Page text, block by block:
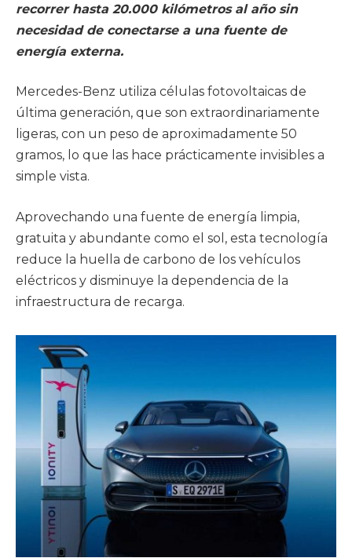
recorrer hasta 20.000 kilómetros al año sin
necesidad de conectarse a una fuente de
energía externa.
Mercedes-Benz utiliza células fotovoltaicas de
última generación, que son extraordinariamente
ligeras, con un peso de aproximadamente 50
gramos, lo que las hace prácticamente invisibles a
simple vista.
Aprovechando una fuente de energía limpia,
gratuita y abundante como el sol, esta tecnología
reduce la huella de carbono de los vehículos
eléctricos y disminuye la dependencia de la
infraestructura de recarga.